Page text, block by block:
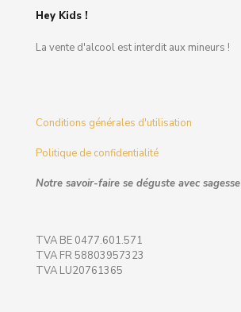
Hey Kids !
La vente d'alcool est interdit aux mineurs !
Conditions générales d'utilisation
Politique de confidentialité
Notre savoir-faire se déguste avec sagesse
TVA BE 0477.601.571
TVA FR 58803957323
TVA LU20761365